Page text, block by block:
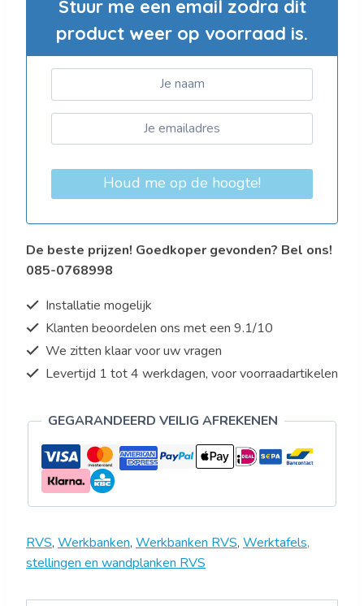
Stuur me een email zodra dit
product weer op voorraad is.
Houd me op de hoogte!
De beste prijzen! Goedkoper gevonden? Bel ons!
085-0768998
Installatie mogelijk
Klanten beoordelen ons met een 9.1/10
We zitten klaar voor uw vragen
Levertijd 1 tot 4 werkdagen, voor voorraadartikelen
GEGARANDEERD VEILIG AFREKENEN
RVS, Werkbanken, Werkbanken RVS, Werktafels,
stellingen en wandplanken RVS